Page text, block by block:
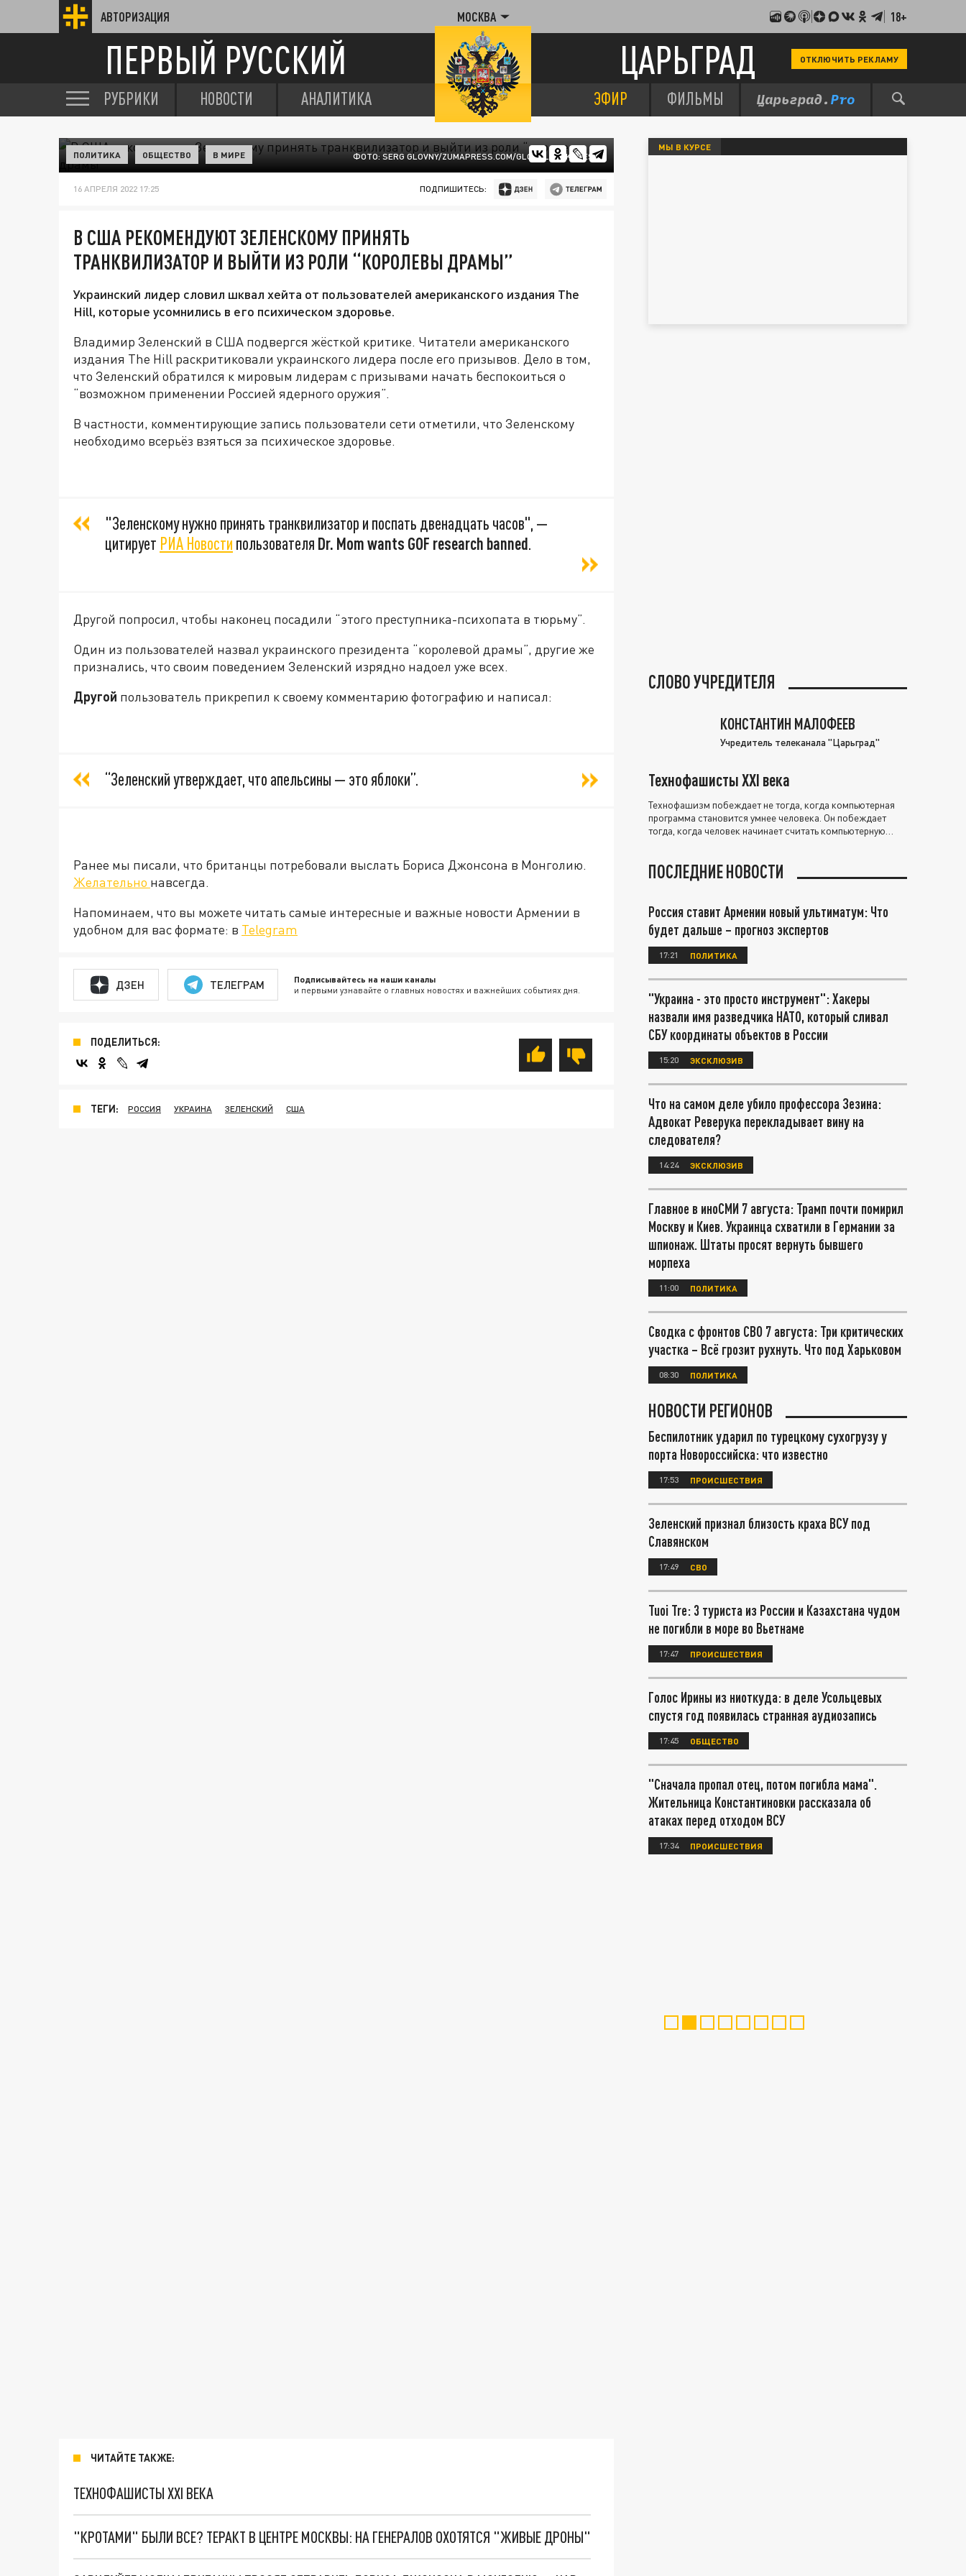
АВТОРИЗАЦИЯ МОСКВА 18+
ПЕРВЫЙ РУССКИЙ ЦАРЬГРАД ОТКЛЮЧИТЬ РЕКЛАМУ
РУБРИКИ НОВОСТИ АНАЛИТИКА ЭФИР ФИЛЬМЫ
ФОТО: SERG GLOVNY/ZUMAPRESS.COM/GLOBALLOOKPRESS
ПОЛИТИКА ОБЩЕСТВО В МИРЕ
16 АПРЕЛЯ 2022 17:25 ПОДПИШИТЕСЬ:
В США РЕКОМЕНДУЮТ ЗЕЛЕНСКОМУ ПРИНЯТЬ
ТРАНКВИЛИЗАТОР И ВЫЙТИ ИЗ РОЛИ “КОРОЛЕВЫ ДРАМЫ”
Украинский лидер словил шквал хейта от пользователей американского издания The
Hill, которые усомнились в его психическом здоровье.
Владимир Зеленский в США подвергся жёсткой критике. Читатели американского
издания The Hill раскритиковали украинского лидера после его призывов. Дело в том,
что Зеленский обратился к мировым лидерам с призывами начать беспокоиться о
“возможном применении Россией ядерного оружия”.
В частности, комментирующие запись пользователи сети отметили, что Зеленскому
необходимо всерьёз взяться за психическое здоровье.
"Зеленскому нужно принять транквилизатор и поспать двенадцать часов", —
цитирует РИА Новости пользователя Dr. Mom wants GOF research banned.
Другой попросил, чтобы наконец посадили “этого преступника-психопата в тюрьму”.
Один из пользователей назвал украинского президента “королевой драмы”, другие же
признались, что своим поведением Зеленский изрядно надоел уже всех.
Другой пользователь прикрепил к своему комментарию фотографию и написал:
“Зеленский утверждает, что апельсины — это яблоки”.
Ранее мы писали, что британцы потребовали выслать Бориса Джонсона в Монголию.
Желательно навсегда.
Напоминаем, что вы можете читать самые интересные и важные новости Армении в
удобном для вас формате: в Telegram
ДЗЕН ТЕЛЕГРАМ Подписывайтесь на наши каналы
и первыми узнавайте о главных новостях и важнейших событиях дня.
ПОДЕЛИТЬСЯ:
ТЕГИ: РОССИЯ УКРАИНА ЗЕЛЕНСКИЙ США
ЧИТАЙТЕ ТАКЖЕ:
ТЕХНОФАШИСТЫ XXI ВЕКА
"КРОТАМИ" БЫЛИ ВСЕ? ТЕРАКТ В ЦЕНТРЕ МОСКВЫ: НА ГЕНЕРАЛОВ ОХОТЯТСЯ "ЖИВЫЕ ДРОНЫ"
МЫ В КУРСЕ
СЛОВО УЧРЕДИТЕЛЯ
КОНСТАНТИН МАЛОФЕЕВ
Учредитель телеканала "Царьград"
Технофашисты XXI века
Технофашизм побеждает не тогда, когда компьютерная
программа становится умнее человека. Он побеждает
тогда, когда человек начинает считать компьютерную
ПОСЛЕДНИЕ НОВОСТИ
Россия ставит Армении новый ультиматум: Что
будет дальше – прогноз экспертов
17:21 ПОЛИТИКА
"Украина - это просто инструмент": Хакеры
назвали имя разведчика НАТО, который сливал
СБУ координаты объектов в России
15:20 ЭКСКЛЮЗИВ
Что на самом деле убило профессора Зезина:
Адвокат Реверука перекладывает вину на
следователя?
14:24 ЭКСКЛЮЗИВ
Главное в иноСМИ 7 августа: Трамп почти помирил
Москву и Киев. Украинца схватили в Германии за
шпионаж. Штаты просят вернуть бывшего
морпеха
11:00 ПОЛИТИКА
Сводка с фронтов СВО 7 августа: Три критических
участка – Всё грозит рухнуть. Что под Харьковом
08:30 ПОЛИТИКА
НОВОСТИ РЕГИОНОВ
Беспилотник ударил по турецкому сухогрузу у
порта Новороссийска: что известно
17:53 ПРОИСШЕСТВИЯ
Зеленский признал близость краха ВСУ под
Славянском
17:49 СВО
Tuoi Tre: 3 туриста из России и Казахстана чудом
не погибли в море во Вьетнаме
17:47 ПРОИСШЕСТВИЯ
Голос Ирины из ниоткуда: в деле Усольцевых
спустя год появилась странная аудиозапись
17:45 ОБЩЕСТВО
"Сначала пропал отец, потом погибла мама".
Жительница Константиновки рассказала об
атаках перед отходом ВСУ
17:34 ПРОИСШЕСТВИЯ